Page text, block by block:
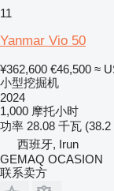
11
Yanmar Vio 50
¥362,600 €46,500 ≈
小型挖掘机
2024
1,000 摩托小时
功率 28.08 千瓦 (38.2
西班牙, Irun
GEMAQ OCASION
联系卖方